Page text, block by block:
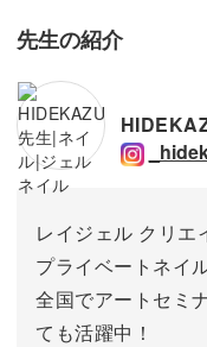
先生の紹介
レイジェル クリエ
プライベートネイ
全国でアートセミ
ても活躍中！